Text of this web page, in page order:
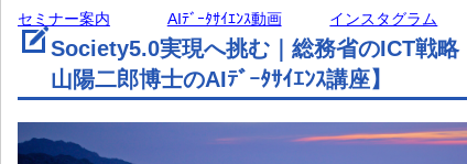
セミナー案内 AIﾃﾞｰﾀｻｲｴﾝｽ動画 インスタグラム
Society5.0実現へ挑む｜総務省のICT戦略
山陽二郎博士のAIﾃﾞｰﾀｻｲｴﾝｽ講座】